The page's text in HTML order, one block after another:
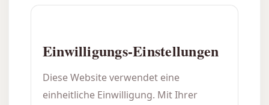
Einwilligungs-Einstellungen
Diese Website verwendet eine
einheitliche Einwilligung. Mit Ihrer